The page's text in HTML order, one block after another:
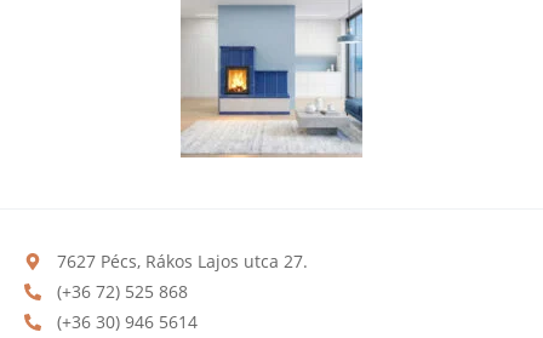
7627 Pécs, Rákos Lajos utca 27.
(+36 72) 525 868
(+36 30) 946 5614